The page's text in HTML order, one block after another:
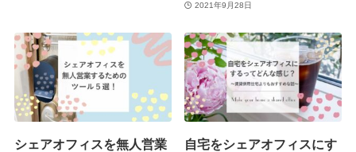
2021年9月28日
シェアオフィスを無人営業
自宅をシェアオフィスにす